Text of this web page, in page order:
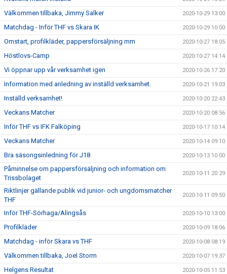
Välkommen tillbaka, Jimmy Salker 2020-10-29 13:00
Matchdag - Inför THF vs Skara IK 2020-10-29 10:00
Omstart, profilkläder, pappersförsäljning mm 2020-10-27 18:05
Höstlovs-Camp 2020-10-27 14:14
Vi öppnar upp vår verksamhet igen 2020-10-26 17:20
Information med anledning av inställd verksamhet. 2020-10-21 19:03
Inställd verksamhet! 2020-10-20 22:43
Veckans Matcher 2020-10-20 08:56
Inför THF vs IFK Falköping 2020-10-17 10:14
Veckans Matcher 2020-10-14 09:10
Bra säsongsinledning för J18 2020-10-13 10:00
Påminnelse om pappersförsäljning och information om
Trissbolaget
2020-10-11 20:29
Riktlinjer gällande publik vid junior- och ungdomsmatcher
THF
2020-10-11 09:50
Inför THF-Sörhaga/Alingsås 2020-10-10 13:00
Profilkläder 2020-10-09 18:06
Matchdag - inför Skara vs THF 2020-10-08 08:19
Välkommen tillbaka, Joel Storm 2020-10-07 19:37
Helgens Resultat 2020-10-05 11:53